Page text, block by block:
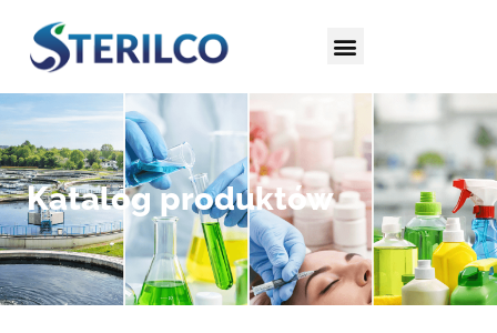
Katalog produktów